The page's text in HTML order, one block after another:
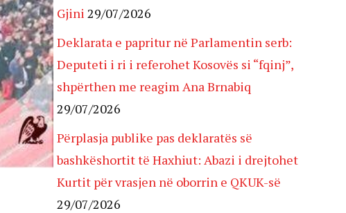
Gjini 29/07/2026
Deklarata e papritur në Parlamentin serb:
Deputeti i ri i referohet Kosovës si “fqinj”,
shpërthen me reagim Ana Brnabiq
29/07/2026
Përplasja publike pas deklaratës së
bashkëshortit të Haxhiut: Abazi i drejtohet
Kurtit për vrasjen në oborrin e QKUK-së
29/07/2026